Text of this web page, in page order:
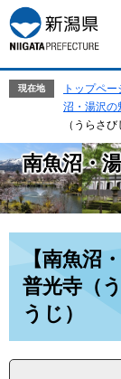
ー
ジ
の
す。
ニ
ュ
ー
し
て
本
文
へ
現在地 トップペー
沼・湯沢の
（うらさ
南魚沼・
【南魚沼
普光寺（
うじ）